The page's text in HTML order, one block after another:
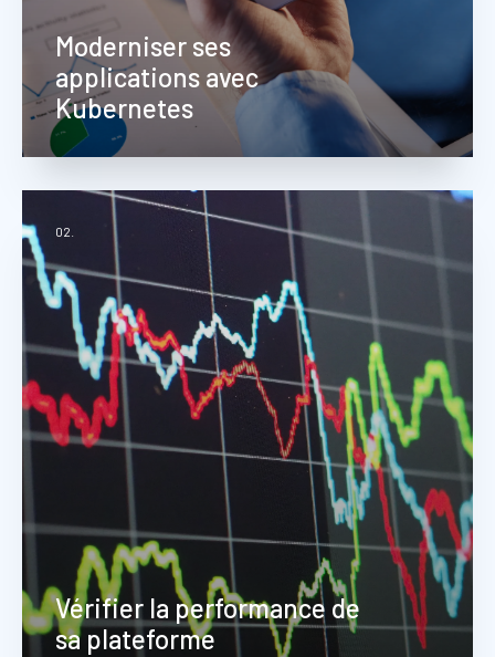
Moderniser ses
applications avec
Kubernetes
Nous adaptons vos applications pour les
faire passer à l'échelle dans Kubernetes
Engine
02.
Vérifier la performance de
sa plateforme